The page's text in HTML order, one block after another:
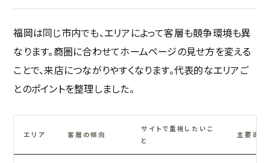
福岡は同じ市内でも、エリアによって客層も競争環境も異
なります。商圏に合わせてホームページの見せ方を変える
ことで、来店につながりやすくなります。代表的なエリアご
とのポイントを整理しました。
エリア 客層の傾向
サイトで重視したいこ
と
主要導線